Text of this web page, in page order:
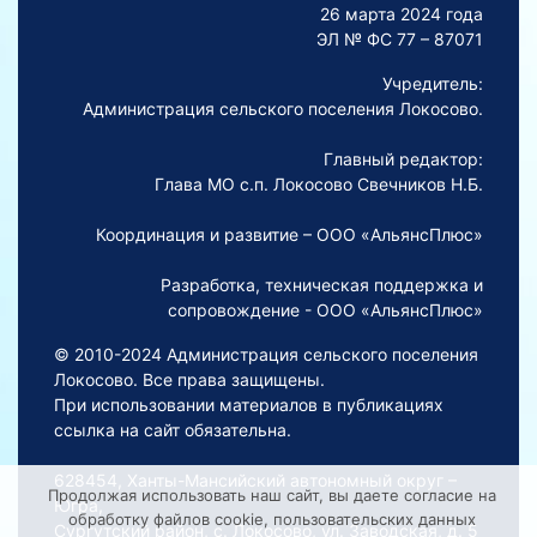
26 марта 2024 года
ЭЛ № ФС 77 – 87071
Учредитель:
Администрация сельского поселения Локосово.
Главный редактор:
Глава МО с.п. Локосово Свечников Н.Б.
Координация и развитие – ООО «АльянсПлюс»
Разработка, техническая поддержка и
сопровождение - ООО «АльянсПлюс»
© 2010-2024 Администрация сельского поселения
Локосово. Все права защищены.
При использовании материалов в публикациях
ссылка на сайт обязательна.
628454, Ханты-Мансийский автономный округ –
Югра,
Сургутский район, с. Локосово, ул. Заводская, д. 5
Продолжая использовать наш сайт, вы даете согласие на
обработку файлов cookie, пользовательских данных